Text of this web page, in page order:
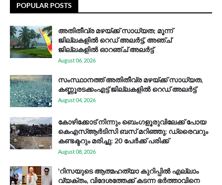
POPULAR POSTS
അതിതീവ്ര മഴയ്ക്ക് സാധ്യത; മൂന്ന്
ജില്ലകളിൽ റെഡ് അലർട്ട്, അഞ്ച്
ജില്ലകളിൽ ഓറഞ്ച് അലർട്ട്
August 06, 2026
സം​സ്ഥാ​ന​ത്ത് അ​തി​തീ​വ്ര മ​ഴ​യ്ക്ക് സാ​ധ്യ​ത,
കണ്ണൂരടക്കംഎ​ട്ട് ജി​ല്ല​ക​ളി​ൽ റെ​ഡ് അ​ലർ​ട്ട്
August 04, 2026
കോഴിക്കോട് നിന്നും ബെംഗളൂരുവിലേക്ക് പോയ
കെഎസ്ആര്‍ടിസി ബസ് മറിഞ്ഞു; ഡ്രൈവറും
കണ്ടക്ടറും മരിച്ചു: 20 പേര്‍ക്ക് പരിക്ക്
August 08, 2026
'റിസയുടെ ആത്മഹത്യാ കുറിപ്പിൽ എല്ലാം
വ്യക്തം, വിദേശത്തേക്ക് കടന്ന ഭർത്താവിനെ